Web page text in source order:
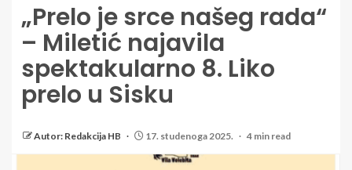
„Prelo je srce našeg rada“
– Miletić najavila
spektakularno 8. Liko
prelo u Sisku
Autor: Redakcija HB 17. studenoga 2025. 4 min read